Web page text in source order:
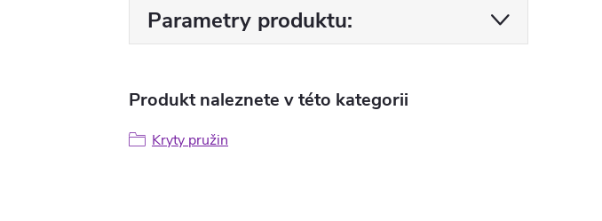
Parametry produktu:
Produkt naleznete v této kategorii
Kryty pružin